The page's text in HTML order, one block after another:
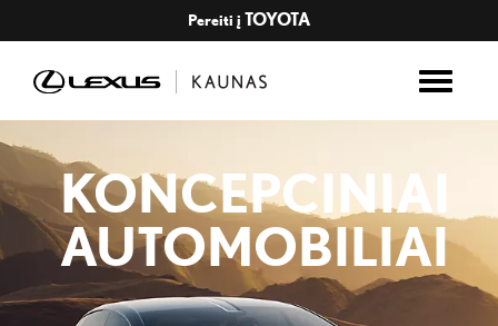
Pereiti į TOYOTA
KONCEPCINIAI
AUTOMOBILIAI